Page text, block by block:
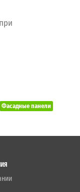
Фасадные панели